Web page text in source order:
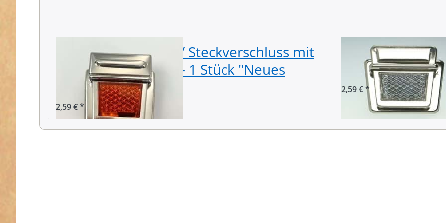
Mappenverschluss / Steckverschluss mit
orangem Reflektor - 1 Stück "Neues
Modell"
2,59 € *
weißem
2,59 € *